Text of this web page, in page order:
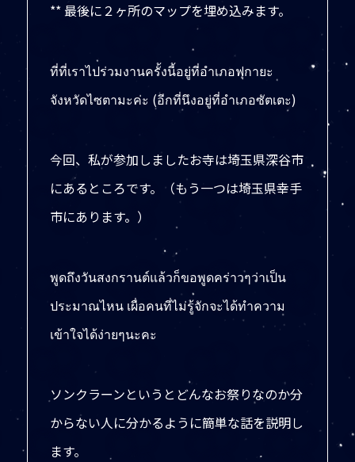
** 最後に２ヶ所のマップを埋め込みます。
ที่ที่เราไปร่วมงานครั้งนี้อยู่ที่อำเภอฟุกายะ
จังหวัดไซตามะค่ะ (อีกที่นึงอยู่ที่อำเภอซัตเตะ)
今回、私が参加しましたお寺は埼玉県深谷市
にあるところです。（もう一つは埼玉県幸手
市にあります。）
พูดถึงวันสงกรานต์แล้วก็ขอพูดคร่าวๆว่าเป็น
ประมาณไหน เผื่อคนที่ไม่รู้จักจะได้ทำความ
เข้าใจได้ง่ายๆนะคะ
ソンクラーンというとどんなお祭りなのか分
からない人に分かるように簡単な話を説明し
ます。